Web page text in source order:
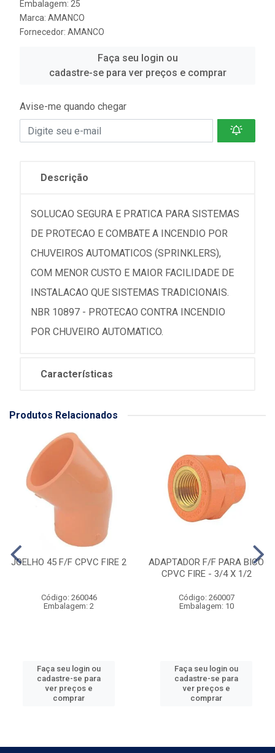
Embalagem: 25
Marca: AMANCO
Fornecedor: AMANCO
Faça seu login ou
cadastre-se para ver preços e comprar
Avise-me quando chegar
Descrição
SOLUCAO SEGURA E PRATICA PARA SISTEMAS
DE PROTECAO E COMBATE A INCENDIO POR
CHUVEIROS AUTOMATICOS (SPRINKLERS),
COM MENOR CUSTO E MAIOR FACILIDADE DE
INSTALACAO QUE SISTEMAS TRADICIONAIS.
NBR 10897 - PROTECAO CONTRA INCENDIO
POR CHUVEIRO AUTOMATICO.
Características
Produtos Relacionados
JOELHO 45 F/F CPVC FIRE 2
Código: 260046
Embalagem: 2
Faça seu login ou
cadastre-se para
ver preços e
comprar
ADAPTADOR F/F PARA BICO
CPVC FIRE - 3/4 X 1/2
Código: 260007
Embalagem: 10
Faça seu login ou
cadastre-se para
ver preços e
comprar